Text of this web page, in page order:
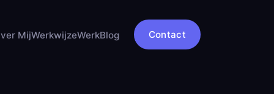
MijWerkwijzeWerkBlog Contact